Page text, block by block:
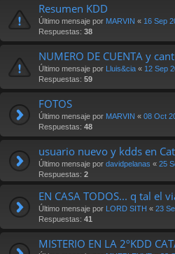
Resumen KDD
Último mensaje por MARVIN « 16 Sep
Respuestas: 38
NUMERO DE CUENTA y
Último mensaje por Lluis&cia « 12 Sep
Respuestas: 59
FOTOS
Último mensaje por MARVIN « 08 Oct
Respuestas: 48
usuario nuevo y kdds en
Último mensaje por davidpelanas « 25
Respuestas: 2
EN CASA TODOS... q tal el
Último mensaje por LORD SITH « 23
Respuestas: 41
MISTERIO EN LA 2ºKDD